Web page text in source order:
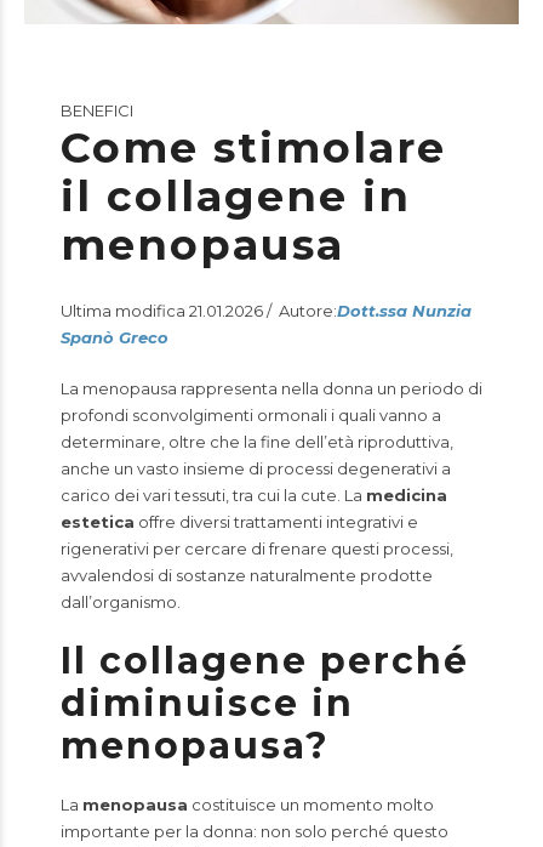
BENEFICI
Come stimolare
il collagene in
menopausa
Ultima modifica 21.01.2026 / Autore:Dott.ssa Nunzia
Spanò Greco
La menopausa rappresenta nella donna un periodo di
profondi sconvolgimenti ormonali i quali vanno a
determinare, oltre che la fine dell’età riproduttiva,
anche un vasto insieme di processi degenerativi a
carico dei vari tessuti, tra cui la cute. La medicina
estetica offre diversi trattamenti integrativi e
rigenerativi per cercare di frenare questi processi,
avvalendosi di sostanze naturalmente prodotte
dall’organismo.
Il collagene perché
diminuisce in
menopausa?
La menopausa costituisce un momento molto
importante per la donna: non solo perché questo